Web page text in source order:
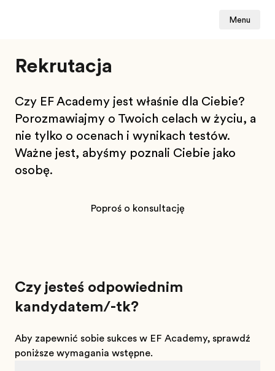
Menu
Rekrutacja
Czy EF Academy jest właśnie dla Ciebie?
Porozmawiajmy o Twoich celach w życiu, a
nie tylko o ocenach i wynikach testów.
Ważne jest, abyśmy poznali Ciebie jako
osobę.
Poproś o konsultację
Czy jesteś odpowiednim
kandydatem/-tką?
Aby zapewnić sobie sukces w EF Academy, sprawdź
poniższe wymagania wstępne.